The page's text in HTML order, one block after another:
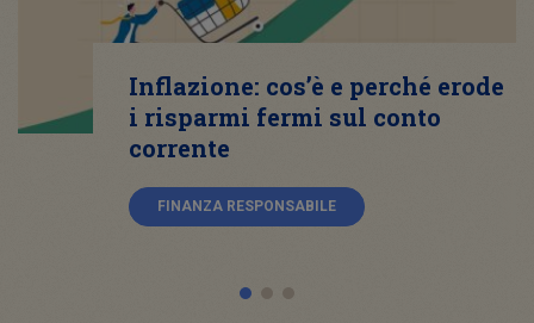
Inflazione: cos’è e perché erode
i risparmi fermi sul conto
corrente
FINANZA RESPONSABILE